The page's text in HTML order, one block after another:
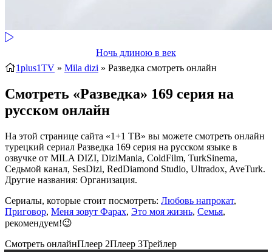
Ночь длиною в век
1plus1TV » Mila dizi » Разведка смотреть онлайн
Смотреть «Разведка» 169 серия на
русском онлайн
На этой странице сайта «1+1 ТВ» вы можете смотреть онлайн
турецкий сериал Разведка 169 серия на русском языке в
озвучке от MILA DIZI, DiziMania, ColdFilm, TurkSinema,
Седьмой канал, SesDizi, RedDiamond Studio, Ultradox, AveTurk.
Другие названия: Организация.
Сериалы, которые стоит посмотреть: Любовь напрокат,
Приговор, Меня зовут Фарах, Это моя жизнь, Семья,
рекомендуем!😉
Смотреть онлайнПлеер 2Плеер 3Трейлер